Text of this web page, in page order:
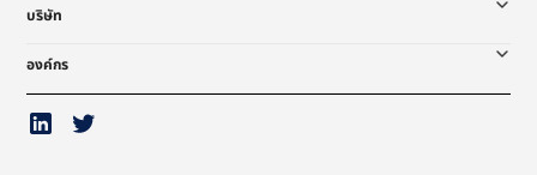
บริษัท
องค์กร